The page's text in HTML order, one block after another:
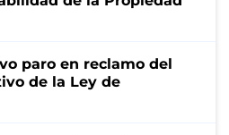
paro en reclamo del
de la Ley de